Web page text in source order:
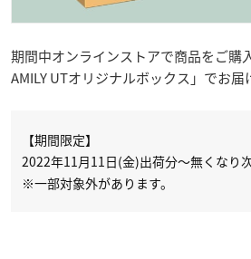
期間中オンラインストアで商品をご購
AMILY UTオリジナルボックス」でお届
【期間限定】
2022年11月11日(金)出荷分～無くなり次
※一部対象外があります。